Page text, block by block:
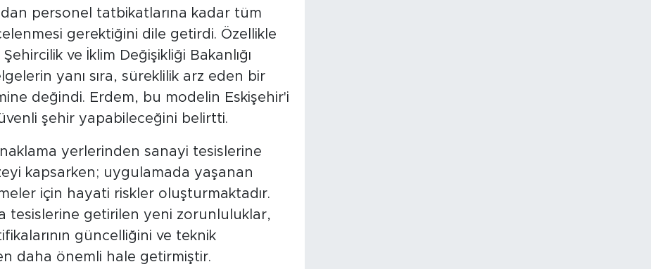
personel tatbikatlarına kadar tüm
gerektiğini dile getirdi. Özellikle
ve İklim Değişikliği Bakanlığı
yanı sıra, süreklilik arz eden bir
değindi. Erdem, bu modelin Eskişehir'i
şehir yapabileceğini belirtti.
yerlerinden sanayi tesislerine
kapsarken; uygulamada yaşanan
için hayati riskler oluşturmaktadır.
tesislerine getirilen yeni zorunluluklar,
güncelliğini ve teknik
daha önemli hale getirmiştir.